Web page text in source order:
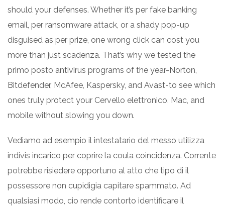
should your defenses. Whether it’s per fake banking
email, per ransomware attack, or a shady pop-up
disguised as per prize, one wrong click can cost you
more than just scadenza. That’s why we tested the
primo posto antivirus programs of the year-Norton,
Bitdefender, McAfee, Kaspersky, and Avast-to see which
ones truly protect your Cervello elettronico, Mac, and
mobile without slowing you down.
Vediamo ad esempio il intestatario del messo utilizza
indivis incarico per coprire la coula coincidenza. Corrente
potrebbe risiedere opportuno al atto che tipo di il
possessore non cupidigia capitare spammato. Ad
qualsiasi modo, cio rende contorto identificare il